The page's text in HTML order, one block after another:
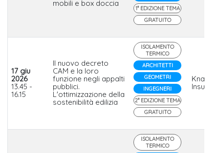
mobili e box doccia
1° EDIZIONE TEMA
GRATUITO
17 giu
2026
13.45 -
16.15
Il nuovo decreto
CAM e la loro
funzione negli appalti
pubblici.
L'ottimizzazione della
sostenibilità edilizia
ISOLAMENTO
TERMICO
ARCHITETTI
GEOMETRI
INGEGNERI
2° EDIZIONE TEMA
GRATUITO
Knauf
ISOLAMENTO
TERMICO